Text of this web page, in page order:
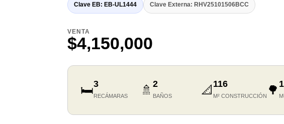
Clave EB: EB-UL1444 Clave Externa: RHV25101506BCC
VENTA
$4,150,000
🛏️3
RECÁMARAS 🚿2
BAÑOS 📐 116
M² CONSTRUCCIÓN 🌳